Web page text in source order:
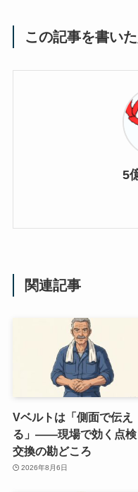
この記事を書い
5
関連記事
Vベルトは「側面で伝え
る」——現場で効く点検
交換の勘どころ
2026年8月6日